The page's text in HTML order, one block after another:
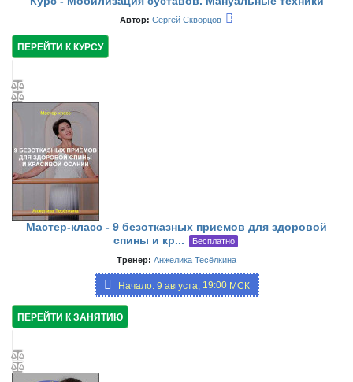
Автор: Сергей Скворцов
ПЕРЕЙТИ К КУРСУ
Мастер-класс - 9 безотказных приемов для здоровой
спины и кр...
Бесплатно
Тренер: Анжелика Тесёлкина
Начало: 9 августа, 19:00МСК
ПЕРЕЙТИ К ЗАНЯТИЮ